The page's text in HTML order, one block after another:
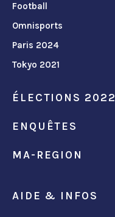
Football
Omnisports
Paris 2024
Tokyo 2021
ÉLECTIONS 2022
ENQUÊTES
MA-REGION
AIDE & INFOS